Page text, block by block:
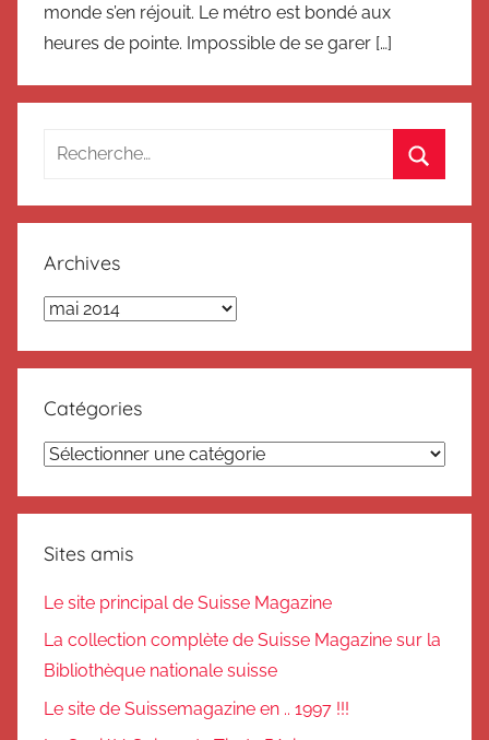
monde s’en réjouit. Le métro est bondé aux
heures de pointe. Impossible de se garer […]
Recherche
:
Archives
Archives
Catégories
Catégories
Sites amis
Le site principal de Suisse Magazine
La collection complète de Suisse Magazine sur la
Bibliothèque nationale suisse
Le site de Suissemagazine en .. 1997 !!!